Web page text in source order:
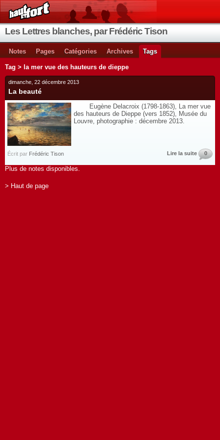
Les Lettres blanches, par Frédéric Tison
Notes Pages Catégories Archives Tags
Tag > la mer vue des hauteurs de dieppe
dimanche, 22 décembre 2013
La beauté
Eugène Delacroix (1798-1863), La mer vue
des hauteurs de Dieppe (vers 1852), Musée du
Louvre, photographie : décembre 2013.
Écrit par Frédéric Tison Lire la suite 0
Plus de notes disponibles.
> Haut de page